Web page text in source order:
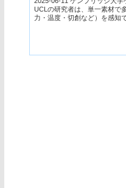
UCLの研究者は、単一素材で
力・温度・切創など）を感知